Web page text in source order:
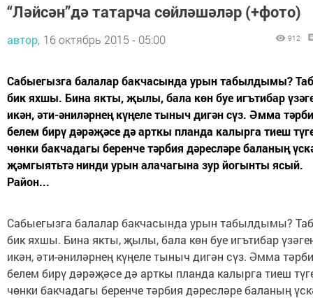
“Ләйсән”дә татарча сөйләшәләр (+фото)
автор, 16 октябрь 2015 - 05:00 912
Сабыегызга балалар бакчасында урын табылдымы?
бик яхшы. Бина якты, җылы, бала көн буе игътибар
икән, әти-әниләрнең күңеле тыныч дигән сүз. Әмма
белем бирү дәрәҗәсе дә арткы планда калырга тиеш
чөнки бакчадагы беренче тәрбия дәресләре баланың
җәмгыятьтә нинди урын алачагына зур йогынты ясый.
Район...
Сабыегызга балалар бакчасында урын табылдымы?
бик яхшы. Бина якты, җылы, бала көн буе игътибар
икән, әти-әниләрнең күңеле тыныч дигән сүз. Әмма
белем бирү дәрәҗәсе дә арткы планда калырга тиеш
чөнки бакчадагы беренче тәрбия дәресләре баланың